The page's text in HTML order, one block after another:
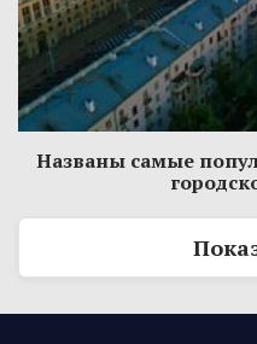
Названы самые